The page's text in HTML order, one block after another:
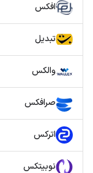
افکس
تبدیل
والکس
صرافکس
اترکس
نوبیتکس